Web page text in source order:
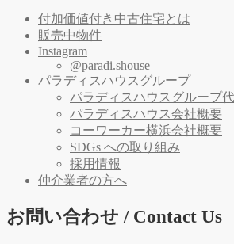
付加価値付き中古住宅とは
販売中物件
Instagram
@paradi.shouse
パラディスハウスグループ
パラディスハウスグループ
パラディスハウス会社概要
コーワーカー横浜会社概要
SDGs への取り組み
採用情報
仲介業者の方へ
お問い合わせ / Contact Us